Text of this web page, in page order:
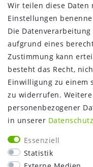
Zahlungsinformationen
Versandinformationen
Über uns
Gutschein
NEWS
Google Maps
Kundenbewertungen
Kontakt
Mein Konto
Warenkorb
Kasse
Wir teilen diese
Einstellungen
Die
aufgrund eines
Zustimmung kann
besteht das Recht,
Einwilligung zu einem
zu widerrufen.
personenbezogener
in unserer
Essenziell
Statistik